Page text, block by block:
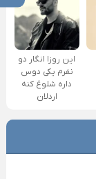
این روزا انگار دو
نفرم یکی دوس
داره شلوغ کنه
اردلان